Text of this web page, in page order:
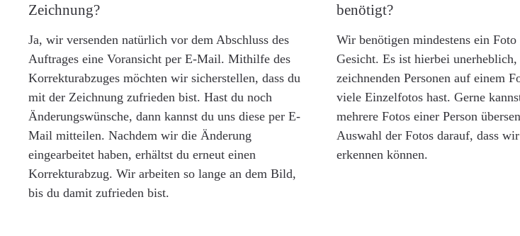
Zeichnung?
Ja, wir versenden natürlich vor dem Abschluss des
Auftrages eine Voransicht per E-Mail. Mithilfe des
Korrekturabzuges möchten wir sicherstellen, dass du
mit der Zeichnung zufrieden bist. Hast du noch
Änderungswünsche, dann kannst du uns diese per E-
Mail mitteilen. Nachdem wir die Änderung
eingearbeitet haben, erhältst du erneut einen
Korrekturabzug. Wir arbeiten so lange an dem Bild,
bis du damit zufrieden bist.
benötigt?
Wir benötigen mindestens ein Foto
Gesicht. Es ist hierbei
zeichnenden Personen auf einem
viele Einzelfotos hast. Gerne
mehrere Fotos einer Person
Auswahl der Fotos darauf, dass
erkennen können.